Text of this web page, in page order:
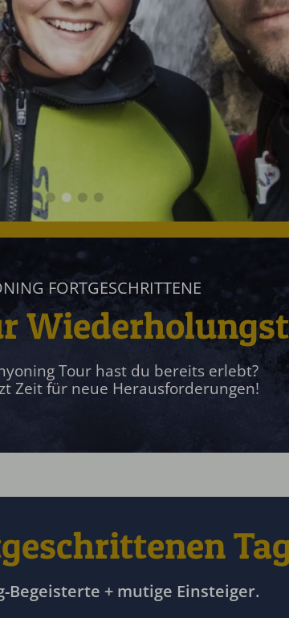
FORTGESCHRITTENE
Tour hast du bereits erlebt?
Zeit für neue Herausforderungen!
Begeisterte + mutige Einsteiger.